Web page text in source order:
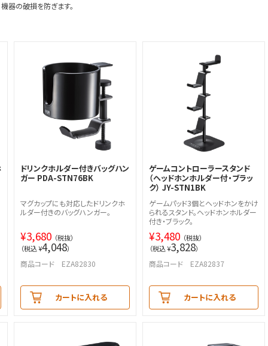
器の破損を防ぎます。
ドリンクホルダー付きバッグハン
ガー PDA-STN76BK
マグカップにも対応したドリンクホ
ルダー付きのバッグハンガー。
¥3,680 （税抜）
（税込 ¥4,048）
商品コード EZA82830
カートに入れる
ゲームコントローラースタンド
（ヘッドホンホルダー付・ブラッ
ク） JY-STN1BK
ゲームパッド3個とヘッドホンをかけ
られるスタンド。ヘッドホンホルダー
付き・ブラック。
¥3,480 （税抜）
（税込 ¥3,828）
商品コード EZA82837
カートに入れる